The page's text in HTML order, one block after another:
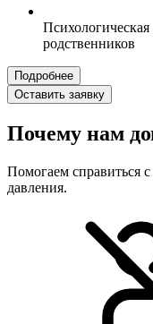
родственников
Подробнее
Оставить заявку
Почему нам
Помогаем справиться
давления.